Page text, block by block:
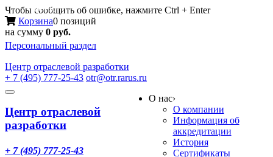
Чтобы сообщить об ошибке, нажмите Ctrl + Enter
Корзина0 позиций
на сумму 0 руб.
Персональный раздел
Центр отраслевой разработки
+ 7 (495) 777-25-43 otr@otr.rarus.ru
Toggle
Меню
Центр отраслевой
разработки
+ 7 (495) 777-25-43
О нас›
О компании
Информация об
аккредитации
История
Сертификаты